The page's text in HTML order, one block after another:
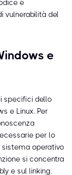
e
vulnerabilità del
e
specifici dello
e Linux. Per
per lo
sistema operativo
si concentra
e sul linking.